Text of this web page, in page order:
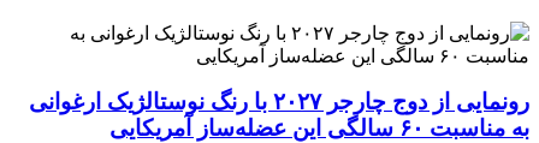
رونمایی از دوج چارجر ۲۰۲۷ با رنگ نوستالژیک ارغوانی
به مناسبت ۶۰ سالگی این عضله‌ساز آمریکایی